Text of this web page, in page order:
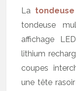
La
tondeuse
affichage
lithium
coupes
une tête